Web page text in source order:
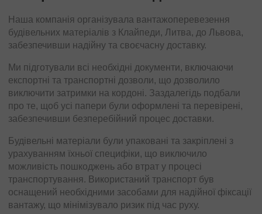
Наша компанія організувала вантажоперевезення
будівельних матеріалів з Клайпеди, Литва, до Львова,
забезпечивши надійну та своєчасну доставку.
Ми підготували всі необхідні документи, включаючи
експортні та транспортні дозволи, що дозволило
виключити затримки на кордоні. Заздалегідь подбали
про те, щоб усі папери були оформлені та перевірені,
забезпечивши безперебійний процес доставки.
Будівельні матеріали були упаковані та закріплені з
урахуванням їхньої специфіки, що виключило
можливість пошкоджень або втрат у процесі
транспортування. Використаний транспорт був
оснащений необхідними засобами для надійної фіксації
вантажу, що мінімізувало ризик під час руху.
Компанія Avrora Trans успішно організувала доставку
фармацевтичної продукції з обмеженим терміном
придатності до міста Тракай. Завдання включало не
необхідного температурного режиму для збереження
продукції.
Для перевезення фармацевтичної продукції було
обрано транспорт, оснащений системою контролю
відповідно до вимог, що гарантувало його збереження
та безпеку у дорозі. Проведено підготовку всіх
необхідних документів.
Маршрут було сплановано з урахуванням особливостей
доріг та необхідності дотримання всіх норм безпеки